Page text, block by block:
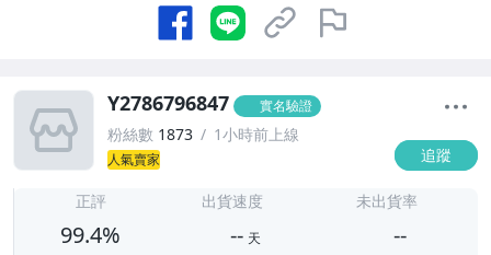
Y2786796847 實名驗證
粉絲數 1873 1小時前上線
人氣賣家 追蹤
正評
99.4%
出貨速度
-- 天
未出貨率
--